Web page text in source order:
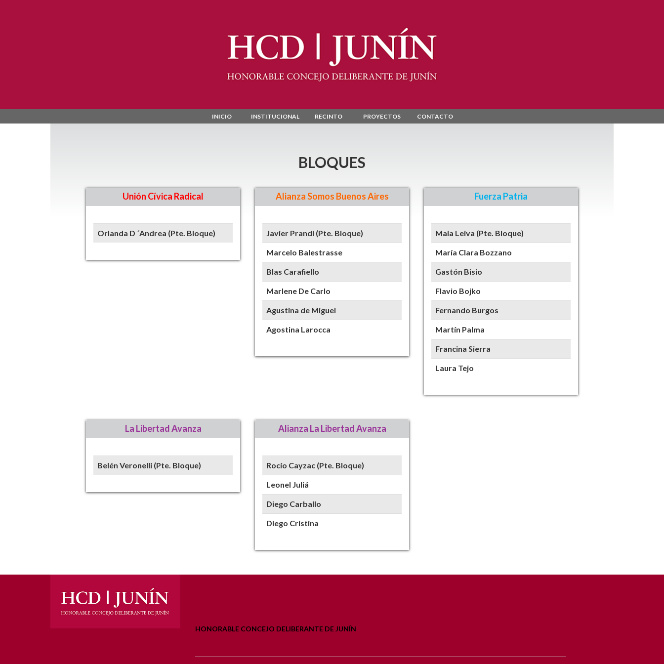
INICIO INSTITUCIONAL RECINTO PROYECTOS CONTACTO
BLOQUES
Unión Cívica Radical
Orlanda D ´Andrea (Pte. Bloque)
Alianza Somos Buenos Aires
Javier Prandi (Pte. Bloque)
Marcelo Balestrasse
Blas Carafiello
Marlene De Carlo
Agustina de Miguel
Agostina Larocca
Fuerza Patria
Maia Leiva (Pte. Bloque)
María Clara Bozzano
Gastón Bisio
Flavio Bojko
Fernando Burgos
Martín Palma
Francina Sierra
Laura Tejo
La Libertad Avanza
Belén Veronelli (Pte. Bloque)
Alianza La Libertad Avanza
Rocío Cayzac (Pte. Bloque)
Leonel Juliá
Diego Carballo
Diego Cristina
HONORABLE CONCEJO DELIBERANTE DE JUNÍN